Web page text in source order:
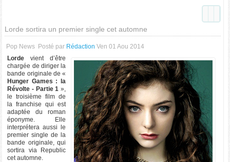
Lorde sortira un premier single cet automne
Pop News Posté par Rédaction Ven 01 Aou 2014
Lorde vient d’être
chargée de diriger la
bande originale de «
Hunger Games : la
Révolte - Partie 1 »,
le troisième film de
la franchise qui est
adaptée du roman
éponyme. Elle
interprétera aussi le
premier single de la
bande originale, qui
sortira via Republic
cet automne.